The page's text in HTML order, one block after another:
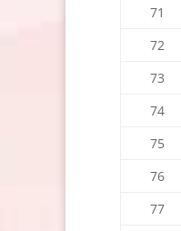
71
72
73
74
75
76
77